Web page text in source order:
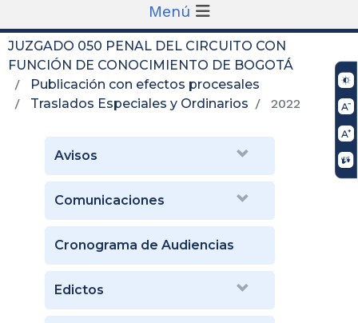
Menú
JUZGADO 050 PENAL DEL CIRCUITO CON
FUNCIÓN DE CONOCIMIENTO DE BOGOTÁ
Publicación con efectos procesales
Traslados Especiales y Ordinarios
2022
Avisos
Comunicaciones
Cronograma de Audiencias
Edictos